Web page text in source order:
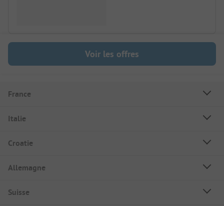
Voir les offres
France
Italie
Croatie
Allemagne
Suisse